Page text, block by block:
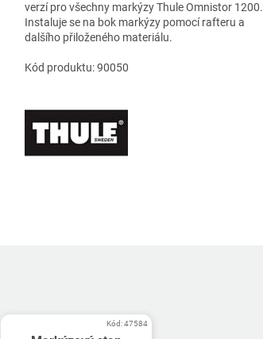
verzí pro všechny markýzy Thule Omnistor 1200.
Instaluje se na bok markýzy pomocí rafteru a
dalšího přiloženého materiálu.
Kód produktu: 90050
Kód:47584